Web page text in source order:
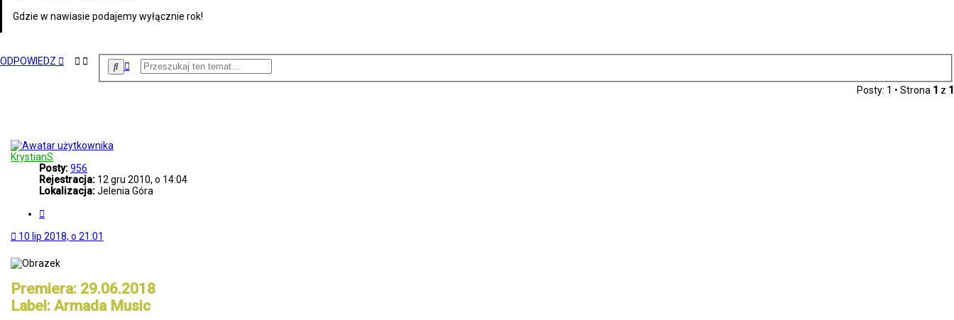
Gdzie w nawiasie podajemy wyłącznie rok!
ODPOWIEDZ
S
z
W
i
e
w
a
n
Posty: 1 • Strona 1 z 1
KrystianS
Posty:956
Rejestracja: 12 gru 2010, o 14:04
Lokalizacja:Jelenia Góra
t
10 lip 2018, o 21:01
Premiera: 29.06.2018
Label: Armada Music